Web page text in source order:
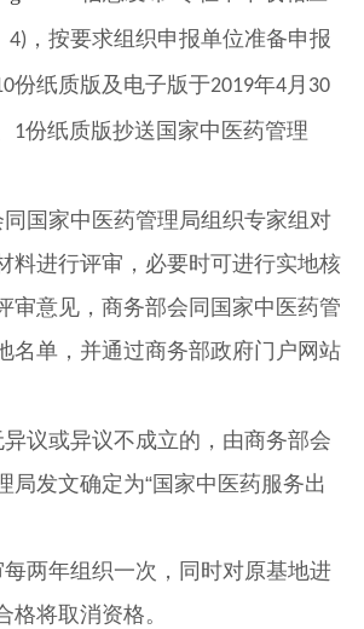
4) ，按要求组织申报单位准备申报
份纸质版及电子版于2019年4月 30
1份纸质版抄送国家中医药管理
家中医药管理局组织专家组对
料进行评审，必要时可进行实地核
审意见，商务部会同国家中医药管
名单，并通过商务部政府门户网站
或异议不成立的，由商务部会
局发文确定为“国家中医药服务出
年组织一次，同时对原基地进
格将取消资格。